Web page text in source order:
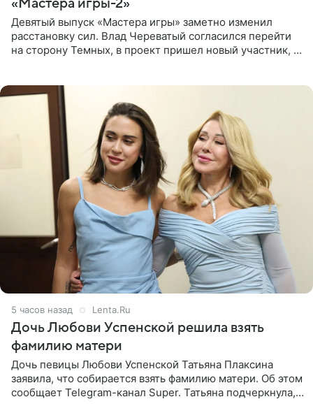
«Мастера игры-2»
Девятый выпуск «Мастера игры» заметно изменил
расстановку сил. Влад Череватый согласился перейти
на сторону Темных, в проект пришел новый участник, а
5 часов назад Lenta.Ru
Дочь Любови Успенской решила взять
фамилию матери
Дочь певицы Любови Успенской Татьяна Плаксина
заявила, что собирается взять фамилию матери. Об этом
сообщает Telegram-канал Super. Татьяна подчеркнула,